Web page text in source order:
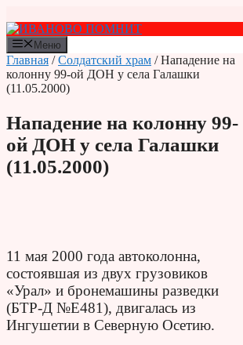
к
содержимому
Меню
Главная /Солдатский храм / Нападение на
колонну 99-ой ДОН у села Галашки
(11.05.2000)
Нападение на колонну 99-
ой ДОН у села Галашки
(11.05.2000)
11 мая 2000 года автоколонна,
состоявшая из двух грузовиков
«Урал» и бронемашины разведки
(БТР-Д №Е481), двигалась из
Ингушетии в Северную Осетию.